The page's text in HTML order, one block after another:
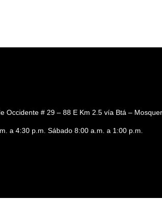
Occidente # 29 – 88 E Km 2.5 vía Btá –
a 4:30 p.m. Sábado 8:00 a.m. a 1:00 p.m.